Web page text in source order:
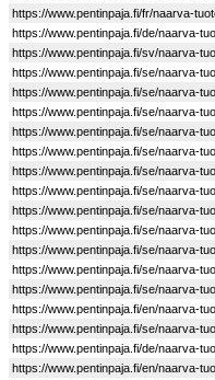
https://www.pentinpaja.fi/fr/naarva-
https://www.pentinpaja.fi/de/naarva-
https://www.pentinpaja.fi/sv/naarva-
https://www.pentinpaja.fi/se/naarva-
https://www.pentinpaja.fi/se/naarva-
https://www.pentinpaja.fi/se/naarva-
https://www.pentinpaja.fi/se/naarva-
https://www.pentinpaja.fi/se/naarva-
https://www.pentinpaja.fi/se/naarva-
https://www.pentinpaja.fi/se/naarva-
https://www.pentinpaja.fi/se/naarva-
https://www.pentinpaja.fi/se/naarva-
https://www.pentinpaja.fi/se/naarva-
https://www.pentinpaja.fi/se/naarva-
https://www.pentinpaja.fi/se/naarva-
https://www.pentinpaja.fi/en/naarva-
https://www.pentinpaja.fi/se/naarva-
https://www.pentinpaja.fi/de/naarva-
https://www.pentinpaja.fi/en/naarva-